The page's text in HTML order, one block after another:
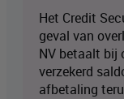
Het Credit
geval van
NV betaalt bij
verzekerd
afbetaling